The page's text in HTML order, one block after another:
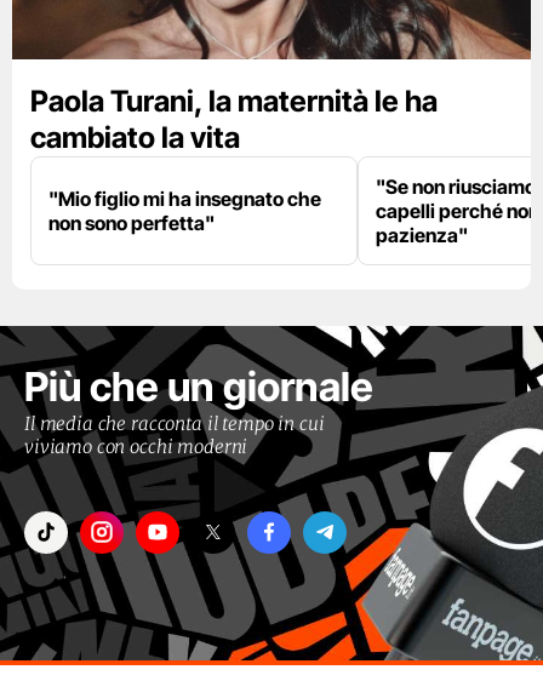
Paola Turani, la maternità le ha
cambiato la vita
"Mio figlio mi ha insegnato che
non sono perfetta"
"Se non riusciamo
capelli perché
pazienza"
Più che un giornale
Il media che racconta il tempo in cui
viviamo con occhi moderni